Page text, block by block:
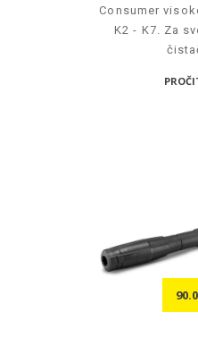
Consumer
K2 - K7. Za